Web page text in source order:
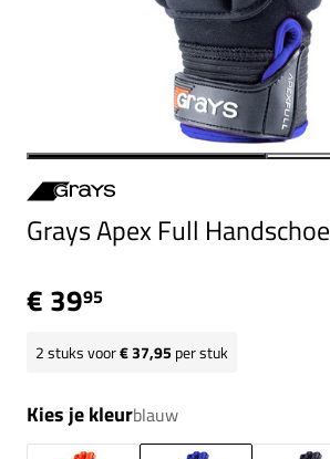
Grays Apex Full
€ 3995
2stuks voor€ 37,95 per stuk
Kies je kleurblauw